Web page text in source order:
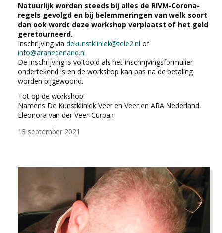
Natuurlijk worden steeds bij alles de RIVM-Corona-
regels gevolgd en bij belemmeringen van welk soort
dan ook wordt deze workshop verplaatst of het geld
geretourneerd.
Inschrijving via dekunstkliniek@tele2.nl of
info@aranederland.nl
De inschrijving is voltooid als het inschrijvingsformulier
ondertekend is en de workshop kan pas na de betaling
worden bijgewoond.
Tot op de workshop!
Namens De Kunstkliniek Veer en Veer en ARA Nederland,
Eleonora van der Veer-Curpan
13 september 2021